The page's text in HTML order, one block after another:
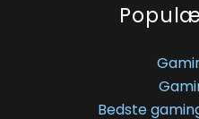
Bedste